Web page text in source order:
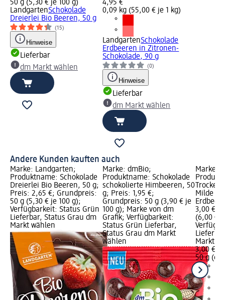
50 g (5,30 € je 100 g)
LandgartenSchokolade
Dreierlei Bio Beeren, 50 g
(15)
Hinweise
Lieferbar
dm Markt wählen
4,95 €
0,09 kg (55,00 € je 1 kg)
LandgartenSchokolade
Erdbeeren in Zitronen-
Schokolade, 90 g
(0)
Hinweise
Lieferbar
dm Markt wählen
Andere Kunden kauften auch
Marke: Landgarten;
Produktname: Schokolade
Dreierlei Bio Beeren, 50 g;
Preis: 2,65 €; Grundpreis:
50 g (5,30 € je 100 g);
Verfügbarkeit: Status Grün
Lieferbar, Status Grau dm
Markt wählen
Marke: dmBio;
Produktname: Schokolade
schokolierte Himbeeren, 50
g; Preis: 1,95 €;
Grundpreis: 50 g (3,90 € je
100 g); Marke von dm
Grafik; Verfügbarkeit:
Status Grün Lieferbar,
Status Grau dm Markt
wählen
Marke:
Milde
3,00 €;
(6,00 €
Markt
3,00 €
50 g